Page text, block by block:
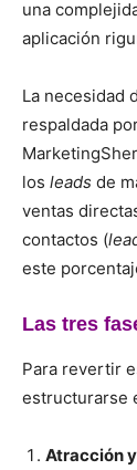
una
aplicación
La necesidad
respaldada
los leads de
ventas
contactos (
este
Las tres
Para revertir
estructurarse
Atracción